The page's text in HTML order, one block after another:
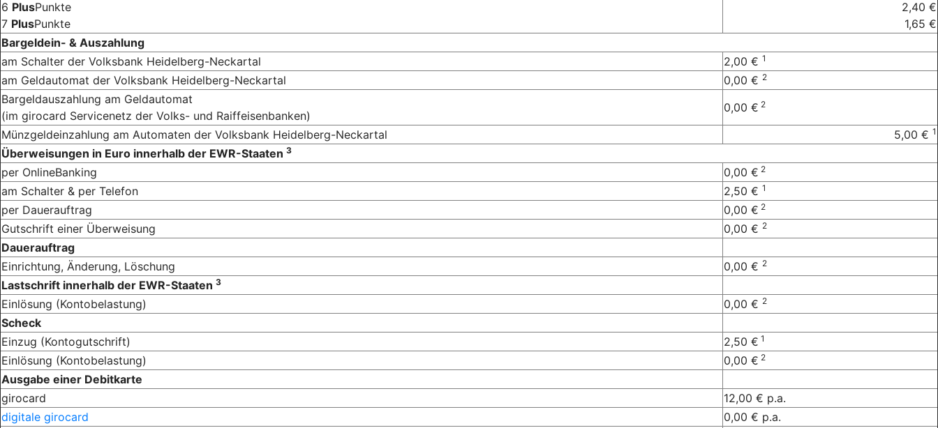
6 PlusPunkte
7 PlusPunkte
2,40 €
1,65 €
Bargeldein- & Auszahlung
am Schalter der Volksbank Heidelberg-Neckartal
2,00 € 1
am Geldautomat der Volksbank Heidelberg-Neckartal 0,00 € 2
Bargeldauszahlung am Geldautomat
(im girocard Servicenetz der Volks- und Raiffeisenbanken)
0,00 € 2
Münzgeldeinzahlung am Automaten der Volksbank Heidelberg-Neckartal 5,00 € 1
Überweisungen in Euro innerhalb der EWR-Staaten 3
per OnlineBanking 0,00 € 2
am Schalter & per Telefon 2,50 € 1
per Dauerauftrag 0,00 € 2
Gutschrift einer Überweisung 0,00 € 2
Dauerauftrag
Einrichtung, Änderung, Löschung
0,00 € 2
Lastschrift innerhalb der EWR-Staaten 3
Einlösung (Kontobelastung) 0,00 € 2
Scheck
Einzug (Kontogutschrift)
2,50 € 1
Einlösung (Kontobelastung) 0,00 € 2
Ausgabe einer Debitkarte
girocard
12,00 € p.a.
digitale girocard
0,00 € p.a.